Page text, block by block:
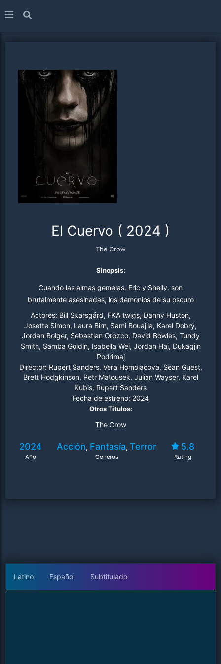
El Cuervo ( 2024 )
The Crow
Sinopsis:
Cuando las almas gemelas, Eric y Shelly, son
brutalmente asesinadas, los demonios de su oscuro
pasado los alcanzan. Ante la oportunidad de salvar a su
verdadero amor sacrificándose, Eric se propone
vengarse despiadadamente de sus asesinos,
atravesando los mundos de los vivos y los muertos para
arreglar las cosas equivocadas.
Actores: Bill Skarsgård, FKA twigs, Danny Huston,
Josette Simon, Laura Birn, Sami Bouajila, Karel Dobrý,
Jordan Bolger, Sebastian Orozco, David Bowles, Tundy
Smith, Samba Goldin, Isabella Wei, Jordan Haj, Dukagjin
Podrimaj
Director: Rupert Sanders, Vera Homolacova, Sean Guest,
Brett Hodgkinson, Petr Matousek, Julian Wayser, Karel
Kubis, Rupert Sanders
Fecha de estreno: 2024
Otros Titulos:
The Crow
2024
Año
Acción, Fantasía, Terror
Generos
5.8
Rating
Latino Español Subtitulado